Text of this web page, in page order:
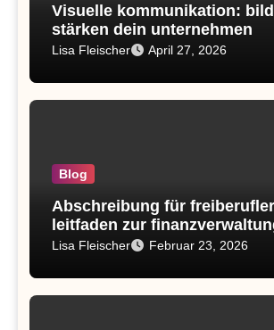
Visuelle kommunikation:
stärken dein unternehmen
Lisa Fleischer April 27, 2026
Blog
Abschreibung für
leitfaden zur
Lisa Fleischer Februar 23, 2026